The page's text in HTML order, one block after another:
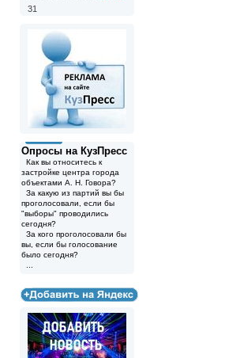
31
Опросы на КузПресс
Как вы относитесь к
застройке центра города
объектами А. Н. Говора?
За какую из партий вы бы
проголосовали, если бы
"выборы" проводились
сегодня?
За кого проголосовали бы
вы, если бы голосование
было сегодня?